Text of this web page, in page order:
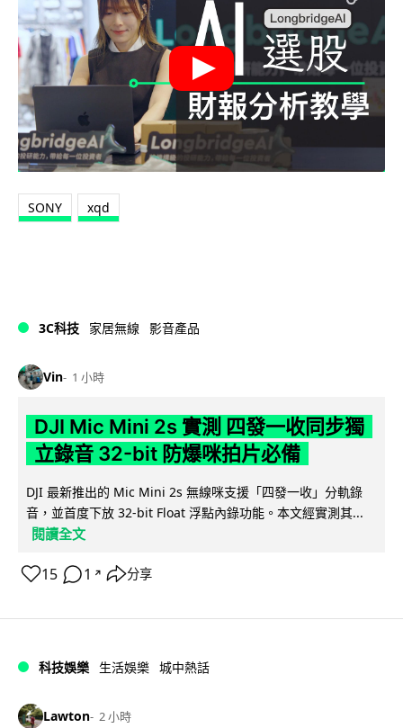
SONY xqd
3C科技 家居無線 影音產品
Vin 1 小時
DJI Mic Mini 2s 實測 四發一收同步獨
立錄音 32-bit 防爆咪拍片必備
DJI 最新推出的 Mic Mini 2s 無線咪支援「四發一收」分軌錄
音，並首度下放 32-bit Float 浮點內錄功能。本文經實測其...
閱讀全文
15 1 ↗ 分享
科技娛樂 生活娛樂 城中熱話
Lawton 2 小時